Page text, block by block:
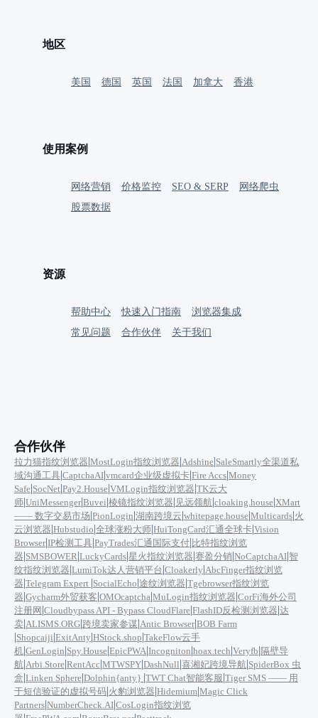
地区
美国 德国 英国 法国 加拿大 香港
使用案例
网络营销 价格监控 SEO & SERP
网络爬虫
股票数据
资源
帮助中心 快速入门指南
浏览器集成
常见问题
合作伙伴 关于我们
合作伙伴
拉力猫指纹浏览器|MostLogin指纹浏览器|Adshine|SaleSmartly全渠道私
域沟通工具|CaptchaAI|vmcard企业级虚拟卡|Fire Accs|Money
Safe|SocNet|Pay2.House|VMLogin指纹浏览器|TK云大
师|UniMessenger|Buvei|棱镜指纹浏览器| 见远领航|cloaking.house|XMart
—— 数字交易市场|PionLogin|湖南跨境云|whitepage.house|Multicards|火
云浏览器|Hubstudio|全球涨粉大师|HuiTongCard汇通全球卡|Vision
Browser|IP检测工具|PayTrades汇通国际支付| 比特指纹浏览
器|SMSBOWER|LuckyCards|星火指纹浏览器|赛盈分销|NoCaptchaAI|智
纹指纹浏览器|LumiTok达人营销平台|Cloakerly|AbcFinger指纹浏览
器|Telegram Expert |SocialEcho|途纹浏览器|Tgebrowser指纹浏览
器|Gycharm外贸获客|OMOcaptcha|MuLogin指纹浏览器|CorFi海外公司
注册网 |Cloudbypass API - Bypass CloudFlare|FlashID反检测浏览器|达
卖|ALISMS.ORG|跨境卖家参谋|Antic Browser|BOB Farm
|Shopcaiji|ExitAnty|HStock.shop|TakeFlow云手
机|GenLogin|Spy.House|EpicPWA|Incogniton|hoax.tech|Veryfb|隔壁导
航|Arbi.Store|RentAcc|MTWSPY|DashNull|喜湘妃跨境导航|SpiderBox 虫
盒|Linken Sphere|Dolphin{anty} |TWT Chat智能客服|Tiger SMS —— 用
于短信验证的虚拟号码|火豹浏览器|Hidemium|Magic Click
Partners|NumberCheck.AI|CosLogin指纹浏览